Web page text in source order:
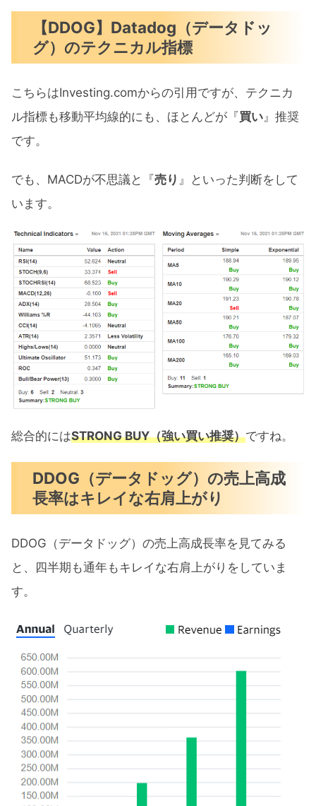
【DDOG】Datadog（データドッ
グ）のテクニカル指標
こちらはInvesting.comからの引用ですが、テクニカ
ル指標も移動平均線的にも、ほとんどが『買い』推奨
です。
でも、MACDが不思議と『売り 』といった判断をして
います。
総合的にはSTRONG BUY（強い買い推奨）ですね。
DDOG（データドッグ）の売上高成
長率はキレイな右肩上がり
DDOG（データドッグ）の売上高成長率を見てみる
と、四半期も通年もキレイな右肩上がりをしていま
す。